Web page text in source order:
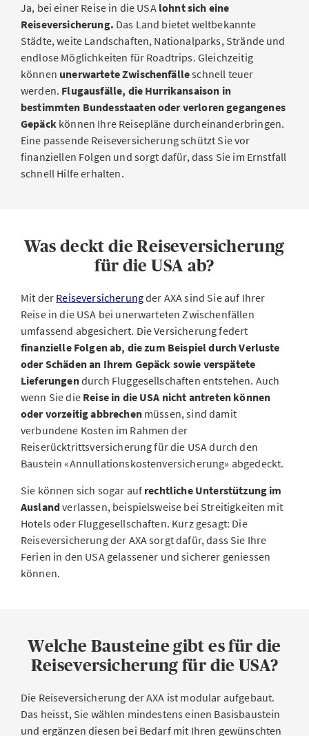
Ja, bei einer Reise in die USA lohnt sich eine
Reiseversicherung. Das Land bietet weltbekannte
Städte, weite Landschaften, Nationalparks, Strände und
endlose Möglichkeiten für Roadtrips. Gleichzeitig
können unerwartete Zwischenfälleschnell teuer
werden. Flugausfälle, die Hurrikansaison in
bestimmten Bundesstaaten oder verloren gegangenes
Gepäckkönnen Ihre Reisepläne durcheinanderbringen.
Eine passende Reiseversicherung schützt Sie vor
finanziellen Folgen und sorgt dafür, dass Sie im Ernstfall
schnell Hilfe erhalten.
Was deckt die Reiseversicherung
für die USA ab?
Mit der Reiseversicherungder AXA sind Sie auf Ihrer
Reise in die USA bei unerwarteten Zwischenfällen
umfassend abgesichert. Die Versicherung federt
finanzielle Folgen ab, die zum Beispiel durch Verluste
oder Schäden an Ihrem Gepäck sowie verspätete
Lieferungendurch Fluggesellschaften entstehen. Auch
wenn Sie die Reise in die USA nicht antreten können
oder vorzeitig abbrechenmüssen, sind damit
verbundene Kosten im Rahmen der
Reiserücktrittsversicherung für die USA durch den
Baustein «Annullationskostenversicherung» abgedeckt.
Sie können sich sogar auf rechtliche Unterstützung im
Auslandverlassen, beispielsweise bei Streitigkeiten mit
Hotels oder Fluggesellschaften. Kurz gesagt: Die
Reiseversicherung der AXA sorgt dafür, dass Sie Ihre
Ferien in den USA gelassener und sicherer geniessen
können.
Welche Bausteine gibt es für die
Reiseversicherung für die USA?
Die Reiseversicherung der AXA ist modular aufgebaut.
Das heisst, Sie wählen mindestens einen Basisbaustein
und ergänzen diesen bei Bedarf mit Ihren gewünschten